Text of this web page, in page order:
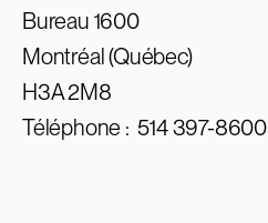
Bureau 1600
Montréal (Québec)
H3A 2M8
Téléphone :514 397-8600